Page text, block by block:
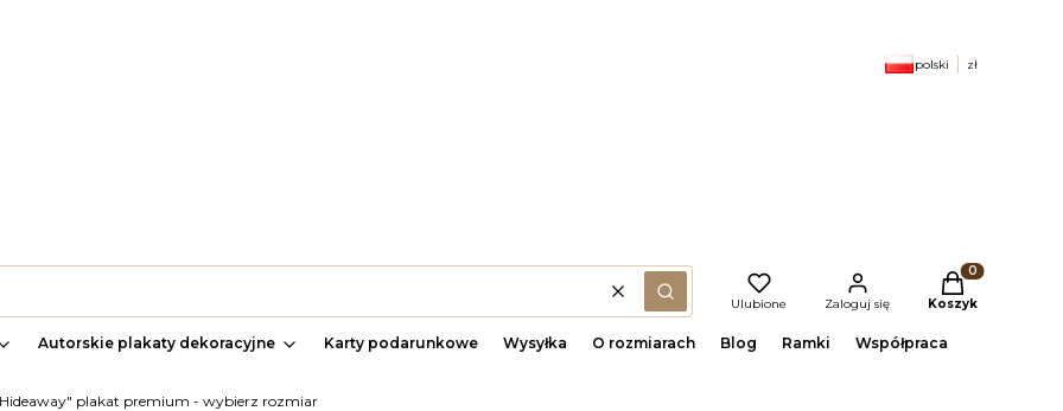
polski zł
Wyczyść(szukaj) Ulubione Zaloguj się
Produkty w
Koszyk
Autorskie plakaty dekoracyjne Karty podarunkowe Wysyłka O rozmiarach Blog Ramki Współpraca
plakat premium - wybierz rozmiar